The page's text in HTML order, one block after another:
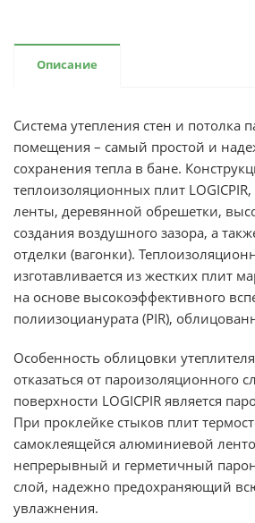
Описание
Система утепления стен и потолка
помещения – самый простой и
сохранения тепла в бане.
теплоизоляционных плит
ленты, деревянной обрешетки,
создания воздушного зазора, а
отделки (вагонки).
изготавливается из жестких плит
на основе высокоэффективного
полиизоцианурата (PIR),
Особенность облицовки
отказаться от пароизоляционного
поверхности LOGICPIR является
При проклейке стыков плит
самоклеящейся алюминиевой
непрерывный и герметичный
слой, надежно предохраняющий
увлажнения.